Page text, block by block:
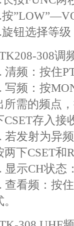
按
旋钮选择等
308调
清频：按住
写频：按
所需的频点
CSET存入接
若发射为异
两下CSET和
显示CH状态
查看频：按